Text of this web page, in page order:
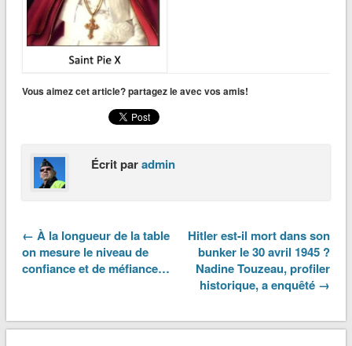
Vous aimez cet article? partagez le avec vos amis!
Écrit paradmin
← À la longueur de la table
on mesure le niveau de
confiance et de méfiance…
Hitler est-il mort dans son
bunker le 30 avril 1945 ?
Nadine Touzeau, profiler
historique, a enquêté →